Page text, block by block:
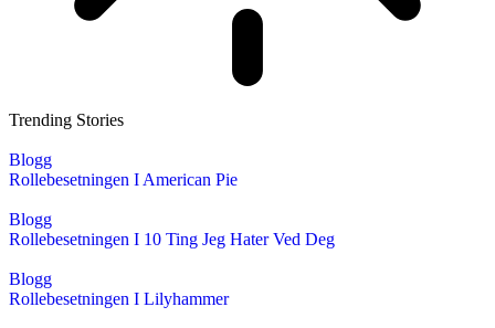
Trending Stories
Blogg
Rollebesetningen I American Pie
Blogg
Rollebesetningen I 10 Ting Jeg Hater Ved Deg
Blogg
Rollebesetningen I Lilyhammer